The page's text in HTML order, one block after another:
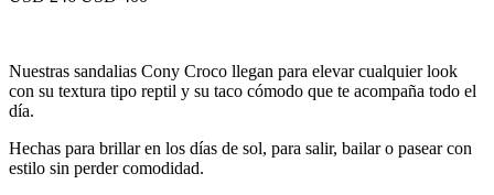
Nuestras sandalias Cony Croco llegan para elevar cualquier look
con su textura tipo reptil y su taco cómodo que te acompaña todo el
día.
Hechas para brillar en los días de sol, para salir, bailar o pasear con
estilo sin perder comodidad.